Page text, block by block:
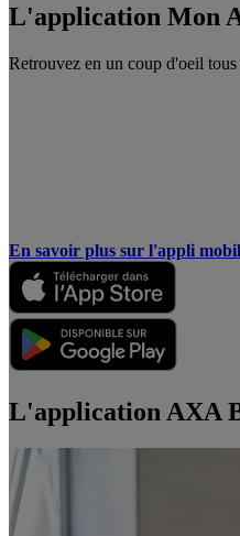
L'application Mon
Retrouvez en un coup d'oeil
En savoir plus sur l'appli
L'application AXA